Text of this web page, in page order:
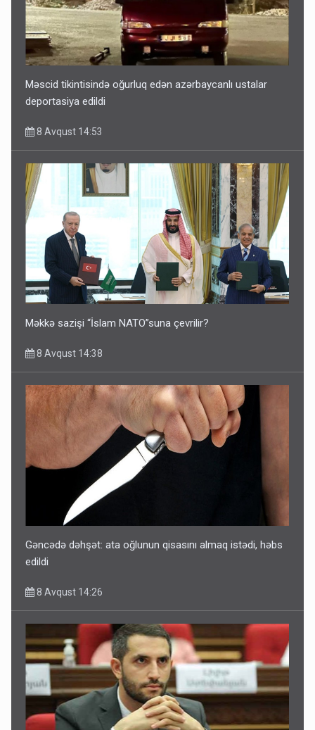
Məscid tikintisində oğurluq edən azərbaycanlı ustalar
deportasiya edildi
8 Avqust 14:53
Məkkə sazişi “İslam NATO”suna çevrilir?
8 Avqust 14:38
Gəncədə dəhşət: ata oğlunun qisasını almaq istədi, həbs
edildi
8 Avqust 14:26